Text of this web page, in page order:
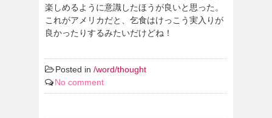
楽しめるように意識したほうが良いと思った。
これがアメリカだと、乞食はけっこう実入りが
良かったりするみたいだけどね！
Posted in /word/thought
No comment